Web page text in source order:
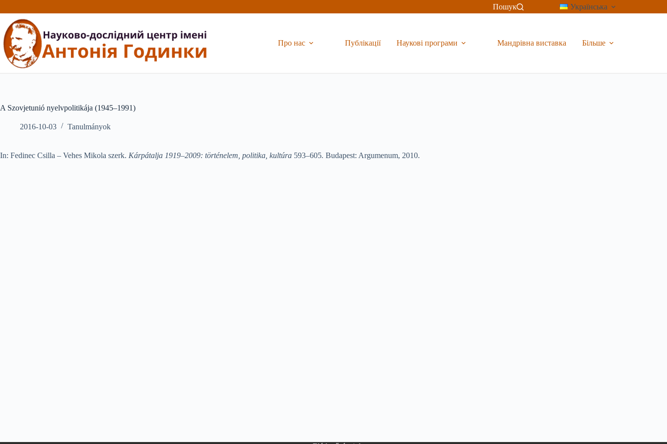
до
вмісту
Пошук Українська
Про нас Публікації Наукові програми Мандрівна виставка Більше
A Szovjetunió nyelvpolitikája (1945–1991)
2016-10-03 Tanulmányok
In: Fedinec Csilla – Vehes Mikola szerk. Kárpátalja 1919–2009: történelem, politika, kultúra 593–605. Budapest: Argumenum, 2010.